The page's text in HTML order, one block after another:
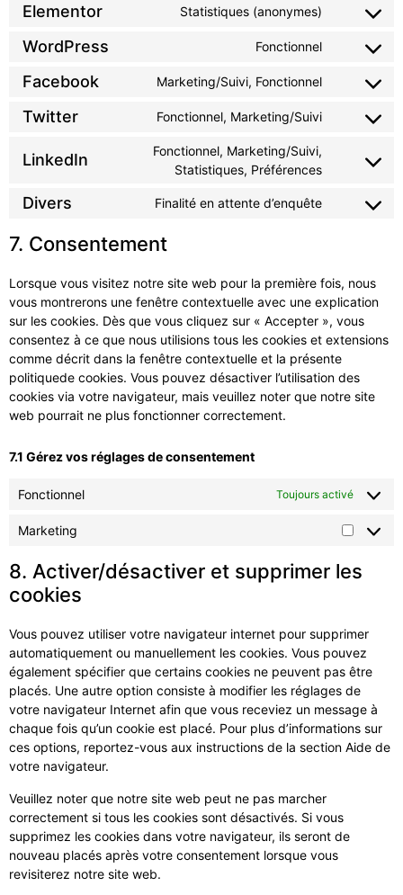
Elementor Statistiques (anonymes)
WordPress Fonctionnel
Facebook Marketing/Suivi, Fonctionnel
Twitter Fonctionnel, Marketing/Suivi
LinkedIn
Fonctionnel, Marketing/Suivi,
Statistiques, Préférences
Divers Finalité en attente d’enquête
7. Consentement
Lorsque vous visitez notre site web pour la première fois, nous
vous montrerons une fenêtre contextuelle avec une explication
sur les cookies. Dès que vous cliquez sur « Accepter », vous
consentez à ce que nous utilisions tous les cookies et extensions
comme décrit dans la fenêtre contextuelle et la présente
politiquede cookies. Vous pouvez désactiver l’utilisation des
cookies via votre navigateur, mais veuillez noter que notre site
web pourrait ne plus fonctionner correctement.
7.1 Gérez vos réglages de consentement
Fonctionnel Toujours activé
Marketing
8. Activer/désactiver et supprimer les
cookies
Vous pouvez utiliser votre navigateur internet pour supprimer
automatiquement ou manuellement les cookies. Vous pouvez
également spécifier que certains cookies ne peuvent pas être
placés. Une autre option consiste à modifier les réglages de
votre navigateur Internet afin que vous receviez un message à
chaque fois qu’un cookie est placé. Pour plus d’informations sur
ces options, reportez-vous aux instructions de la section Aide de
votre navigateur.
Veuillez noter que notre site web peut ne pas marcher
correctement si tous les cookies sont désactivés. Si vous
supprimez les cookies dans votre navigateur, ils seront de
nouveau placés après votre consentement lorsque vous
revisiterez notre site web.